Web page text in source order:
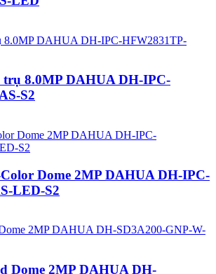
trụ 8.0MP DAHUA DH-IPC-
S2
Dome 2MP DAHUA DH-IPC-
LED-S2
Dome 2MP DAHUA DH-